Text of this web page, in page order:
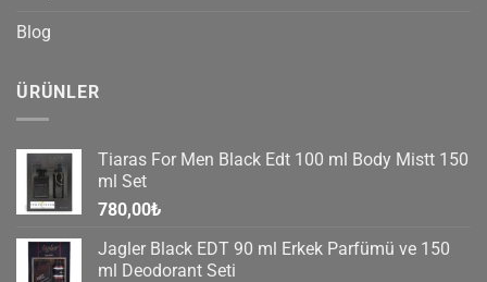
Blog
ÜRÜNLER
Tiaras For Men Black Edt 100 ml Body Mistt 150
ml Set
780,00₺
Jagler Black EDT 90 ml Erkek Parfümü ve 150
ml Deodorant Seti